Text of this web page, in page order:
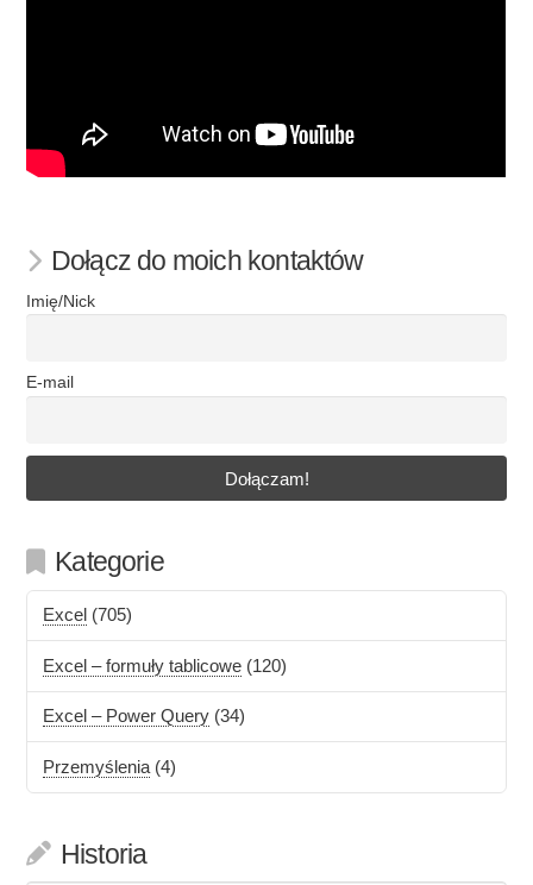
Dołącz do moich kontaktów
Imię/Nick
E-mail
Kategorie
Excel (705)
Excel – formuły tablicowe (120)
Excel – Power Query (34)
Przemyślenia (4)
Historia